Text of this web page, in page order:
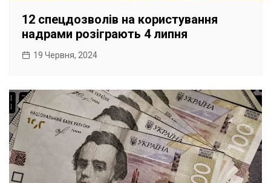
12 спецдозволів на користування
надрами розіграють 4 липня
19 Червня, 2024